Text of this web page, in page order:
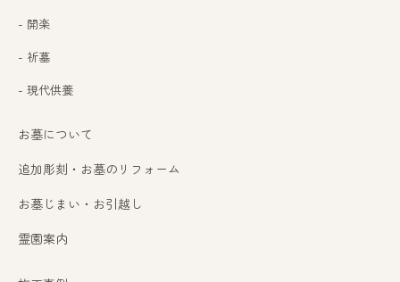
- 開楽
- 祈墓
- 現代供養
お墓について
追加彫刻・お墓のリフォーム
お墓じまい・お引越し
霊園案内